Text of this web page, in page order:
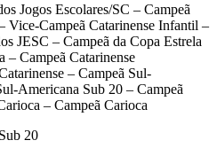
Jogos Escolares/SC – Campeã
Vice-Campeã Catarinense Infantil –
JESC – Campeã da Copa Estrela
– Campeã Catarinense
– Campeã Sul-
Americana Sub 20 – Campeã
– Campeã Carioca
20